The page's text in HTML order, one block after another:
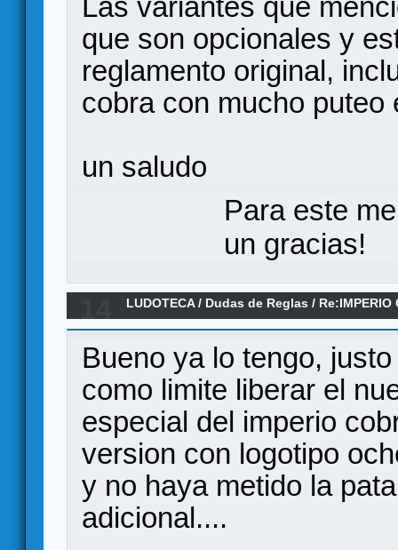
que son opcionales y
reglamento original,
cobra con mucho
un saludo
Para este
un gracias!
LUDOTECA/ Dudas de Reglas / Re:IMPERIO
Bueno ya lo tengo,
como limite liberar el
especial del imperio
version con logotipo
y no haya metido la
adicional....